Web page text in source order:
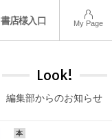
書店様入口 My Page
Look!
編集部からのお知らせ
本